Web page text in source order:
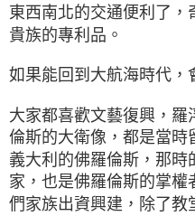
東西南北的交通便利了，
貴族的專利品。
如果能回到大航海時代，
大家都喜歡文藝復興，羅
倫斯的大衛像，都是當時
義大利的佛羅倫斯，那
家，也是佛羅倫斯的掌
們家族出資興建，除了教